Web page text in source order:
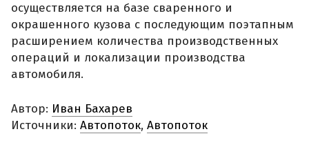
осуществляется на базе сваренного и
окрашенного кузова с последующим поэтапным
расширением количества производственных
операций и локализации производства
автомобиля.
Автор: Иван Бахарев
Источники: Автопоток, Автопоток